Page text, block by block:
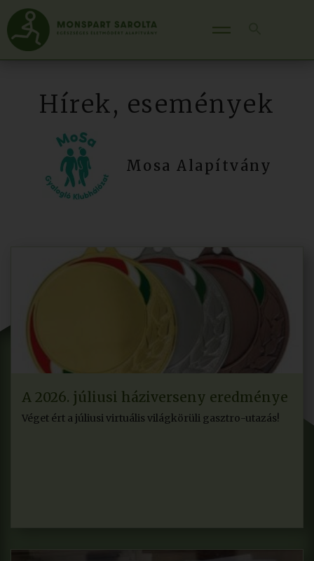
Hírek, események
Mosa Alapítvány
A 2026. júliusi háziverseny eredménye
Véget ért a júliusi virtuális világkörüli gasztro-utazás!